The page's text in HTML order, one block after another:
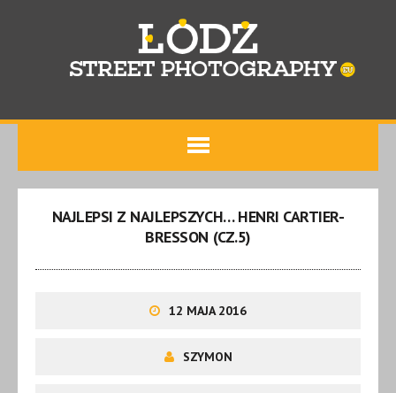
NAJLEPSI Z NAJLEPSZYCH… HENRI CARTIER-
BRESSON (CZ.5)
12 MAJA 2016
SZYMON